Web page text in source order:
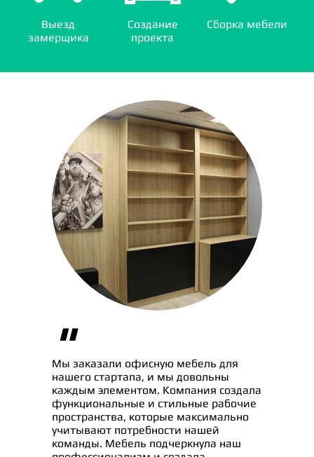
Выезд
замерщика
Создание
проекта
Сборка мебели
"
Мы заказали офисную мебель для
нашего стартапа, и мы довольны
каждым элементом. Компания создала
функциональные и стильные рабочие
пространства, которые максимально
учитывают потребности нашей
команды. Мебель подчеркнула наш